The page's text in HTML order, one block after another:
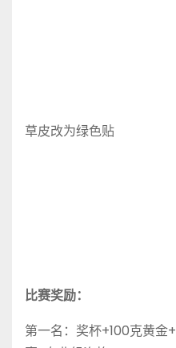
草皮改为绿色贴
比赛奖励：
第一名：奖杯+100克黄金